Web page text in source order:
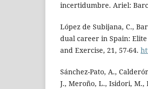
incertidumbre. Ariel:
López de Subijana, C.,
dual career in Spain:
and Exercise, 21, 57-64.
Sánchez-Pato, A.,
J., Meroño, L., Isidori, M.,